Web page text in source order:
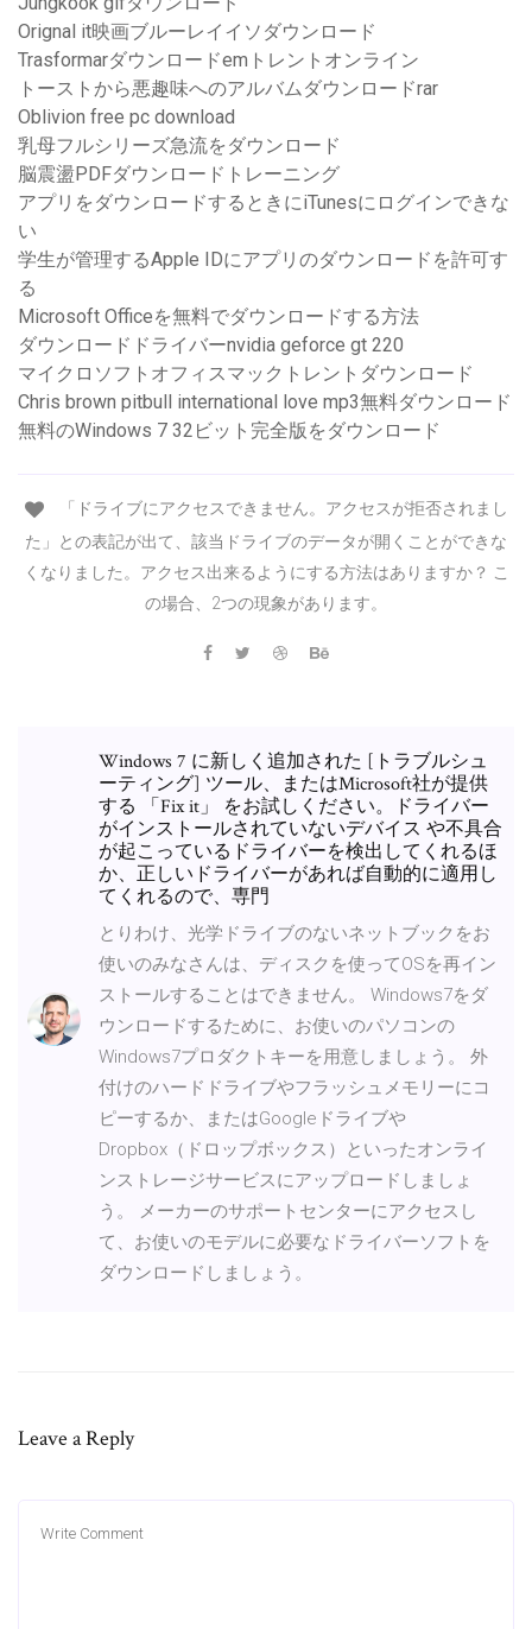
Orignal it映画ブルーレイイソダウンロード
Trasformarダウンロードemトレントオンライン
トーストから悪趣味へのアルバムダウンロードrar
Oblivion free pc download
乳母フルシリーズ急流をダウンロード
脳震盪PDFダウンロードトレーニング
アプリをダウンロードするときにiTunesにログインできな
い
学生が管理するApple IDにアプリのダウンロードを許可す
る
Microsoft Officeを無料でダウンロードする方法
ダウンロードドライバーnvidia geforce gt 220
マイクロソフトオフィスマックトレントダウンロード
Chris brown pitbull international love mp3無料ダウンロード
無料のWindows 7 32ビット完全版をダウンロード
「ドライブにアクセスできません。アクセスが拒否されまし
た」との表記が出て、該当ドライブのデータが開くことができな
くなりました。アクセス出来るようにする方法はありますか？ こ
の場合、2つの現象があります。
Windows 7 に新しく追加された [トラブルシュ
ーティング] ツール、またはMicrosoft社が提供
する 「Fix it」 をお試しください。ドライバー
がインストールされていないデバイス や不具合
が起こっているドライバーを検出してくれるほ
か、正しいドライバーがあれば自動的に適用し
てくれるので、専門
とりわけ、光学ドライブのないネットブックをお
使いのみなさんは、ディスクを使ってOSを再イン
ストールすることはできません。 Windows7をダ
ウンロードするために、お使いのパソコンの
Windows7プロダクトキーを用意しましょう。 外
付けのハードドライブやフラッシュメモリーにコ
ピーするか、またはGoogleドライブや
Dropbox（ドロップボックス）といったオンライ
ンストレージサービスにアップロードしましょ
う。 メーカーのサポートセンターにアクセスし
て、お使いのモデルに必要なドライバーソフトを
ダウンロードしましょう。
Leave a Reply